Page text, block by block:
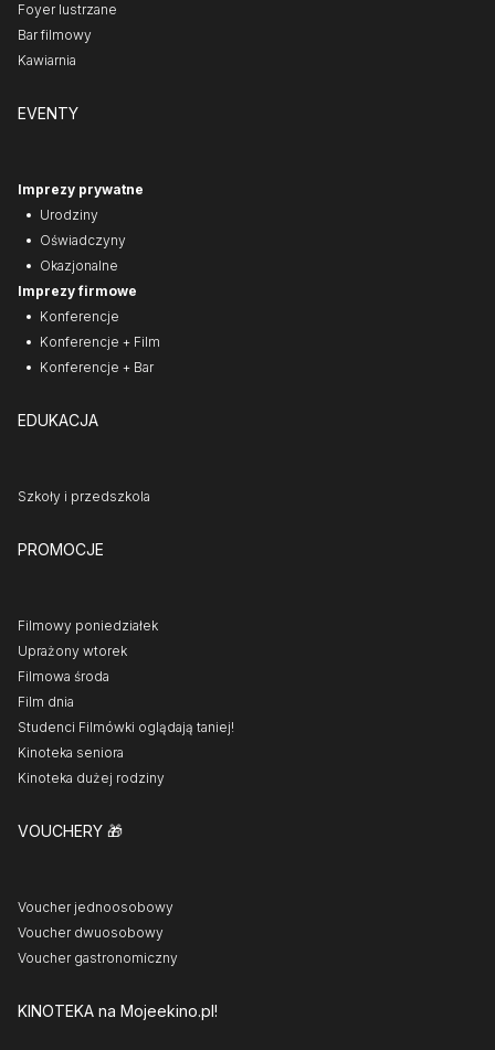
Foyer lustrzane
Bar filmowy
Kawiarnia
EVENTY
Imprezy prywatne
Urodziny
Oświadczyny
Okazjonalne
Imprezy firmowe
Konferencje
Konferencje + Film
Konferencje + Bar
EDUKACJA
Szkoły i przedszkola
PROMOCJE
Filmowy poniedziałek
Uprażony wtorek
Filmowa środa
Film dnia
Studenci Filmówki oglądają taniej!
Kinoteka seniora
Kinoteka dużej rodziny
VOUCHERY 🎁
Voucher jednoosobowy
Voucher dwuosobowy
Voucher gastronomiczny
KINOTEKA na Mojeekino.pl!